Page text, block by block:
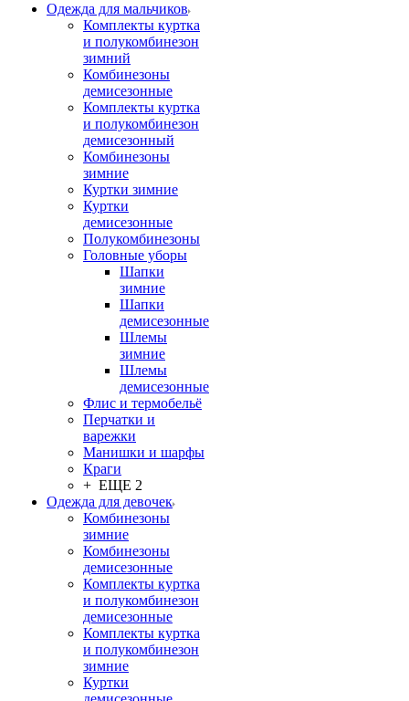
Одежда для мальчиков
Комплекты куртка
и полукомбинезон
зимний
Комбинезоны
демисезонные
Комплекты куртка
и полукомбинезон
демисезонный
Комбинезоны
зимние
Куртки зимние
Куртки
демисезонные
Полукомбинезоны
Головные уборы
Шапки
зимние
Шапки
демисезонные
Шлемы
зимние
Шлемы
демисезонные
Флис и термобельё
Перчатки и
варежки
Манишки и шарфы
Краги
+ ЕЩЕ 2
Одежда для девочек
Комбинезоны
зимние
Комбинезоны
демисезонные
Комплекты куртка
и полукомбинезон
демисезонные
Комплекты куртка
и полукомбинезон
зимние
Куртки